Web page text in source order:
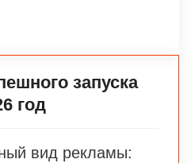
запуска
год
вид рекламы: